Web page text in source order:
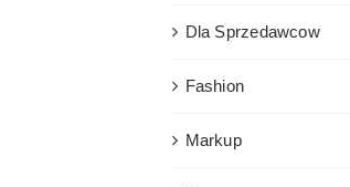
Dla Sprzedawcow
Fashion
Markup